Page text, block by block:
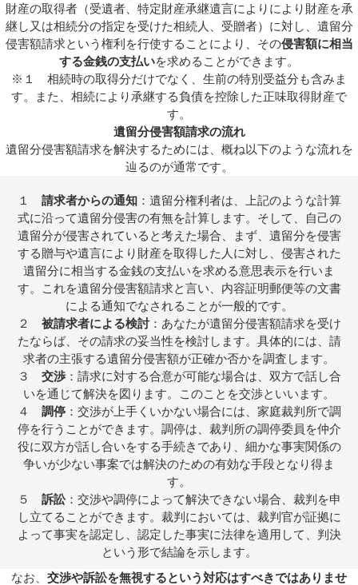
財産の取得者（受遺者、特定財産承継遺言によりにより財産を承
継し又は相続分の指定を受けた相続人、受贈者）に対し、遺留分
侵害額請求という権利を行使することにより、その侵害額に相当
する金銭の支払いを求めることができます。
※１ 相続時の取得分だけでなく、生前の特別受益分も含みま
す。また、相続により承継する負債を控除した正味取得財産で
す。
遺留分侵害額請求の流れ
遺留分侵害額請求を解決するためには、概ね以下のような流れを
辿るのが通常です。
１ 請求者からの通知：遺留分権利者は、上記のような計算
式に沿って遺留分侵害の有無を計算します。そして、自己の
遺留分が侵害されていると考えた場合、まず、遺留分を侵害
する贈与や遺言により財産を取得した人に対し、侵害された
遺留分に相当する金銭の支払いを求める意思表示を行いま
す。これを遺留分侵害額請求と言い、内容証明郵便等の文書
による通知でなされることが一般的です。
２ 被請求者による検討：あなたが遺留分侵害額請求を受け
たならば、その請求の妥当性を検討します。具体的には、請
求者の主張する遺留分侵害額が正確か否かを調査します。
３ 交渉：請求に対する合意が可能な場合は、双方で話し合
いを通じて解決を図ります。このことを交渉といいます。
４ 調停：交渉が上手くいかない場合には、家庭裁判所で調
停を行うことができます。調停は、裁判所の調停委員を仲介
役に双方が話し合いをする手続きであり、細かな事実関係の
争いが少ない事案では解決のための有効な手段となり得ま
す。
５ 訴訟：交渉や調停によって解決できない場合、裁判を申
し立てることができます。裁判においては、裁判官が証拠に
よって事実を認定し、認定した事実に法律を適用して、判決
という形で結論を示します。
なお、 交渉や訴訟を無視するという対応はすべきではありませ